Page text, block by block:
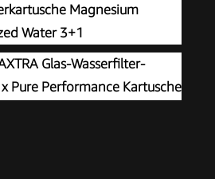
Magnesium
Water 3+1
Glas-Wasserfilter-
Pure Performance Kartusche